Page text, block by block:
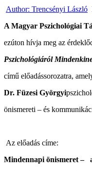
Author: Trencsényi László
A Magyar Pszichológiai
ezúton hívja meg az
Pszichológiáról
című előadássorozatra,
Dr. Füzesi Györgyi
önismereti – és
Az előadás címe:
Mindennapi önismeret –